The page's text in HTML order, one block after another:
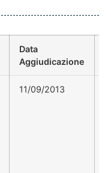
Data
Aggiudicazione
11/09/2013